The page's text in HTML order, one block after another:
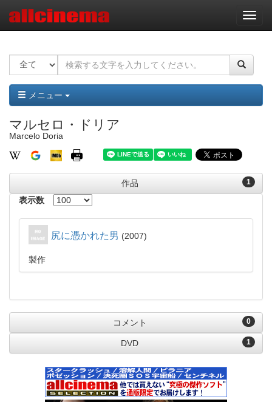
ナ
ビ
ー
ョ
ン
メニュー
マルセロ・ドリア
Marcelo Doria
1
作品
表示数
尻に憑かれた男 2007
製作
0
コメント
1
DVD